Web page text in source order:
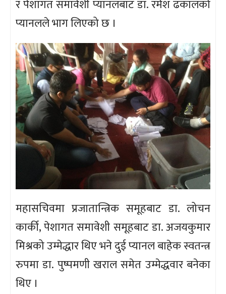
र पेशागत समावेशी प्यानलबाट डा. रमेश ढकालको
प्यानलले भाग लिएको छ ।
महासचिवमा प्रजातान्त्रिक समूहबाट डा. लोचन
कार्की, पेशागत समावेशी समूहबाट डा. अजयकुमार
मिश्रको उम्मेद्धार थिए भने दुई प्यानल बाहेक स्वतन्त्र
रुपमा डा. पुष्पमणी खराल समेत उम्मेद्धवार बनेका
थिए ।